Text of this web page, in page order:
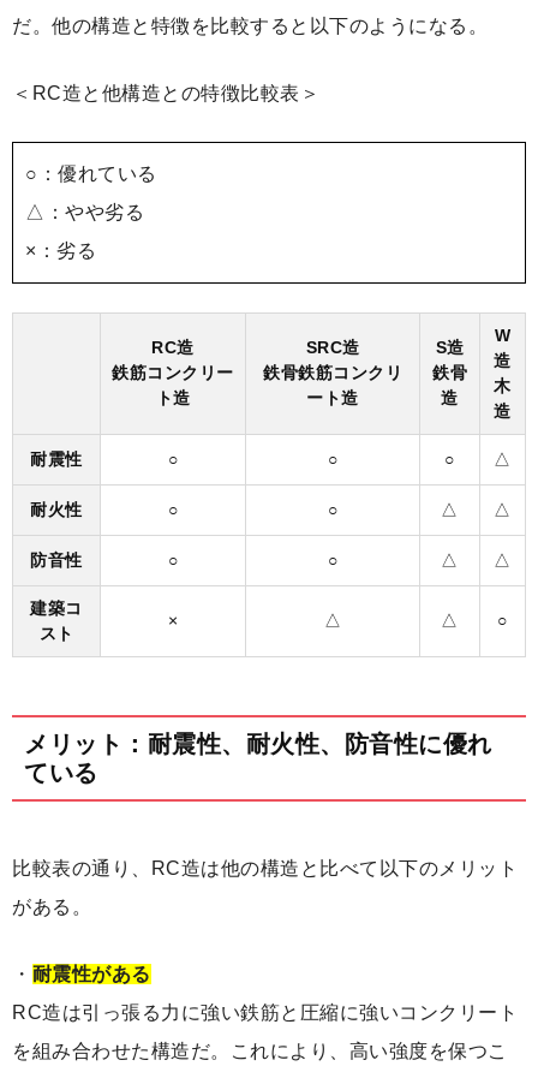
だ。他の構造と特徴を比較すると以下のようになる。
＜RC造と他構造との特徴比較表＞
○：優れている
△：やや劣る
×：劣る
RC造
鉄筋コンクリー
ト造
SRC造
鉄骨鉄筋コンクリ
ート造
S造
鉄骨
造
W
造
木
造
耐震性 ○ ○ ○ △
耐火性 ○ ○ △ △
防音性 ○ ○ △ △
建築コ
スト
× △ △ ○
メリット：耐震性、耐火性、防音性に優れ
ている
比較表の通り、RC造は他の構造と比べて以下のメリット
がある。
・ 耐震性がある
RC造は引っ張る力に強い鉄筋と圧縮に強いコンクリート
を組み合わせた構造だ。これにより、高い強度を保つこ